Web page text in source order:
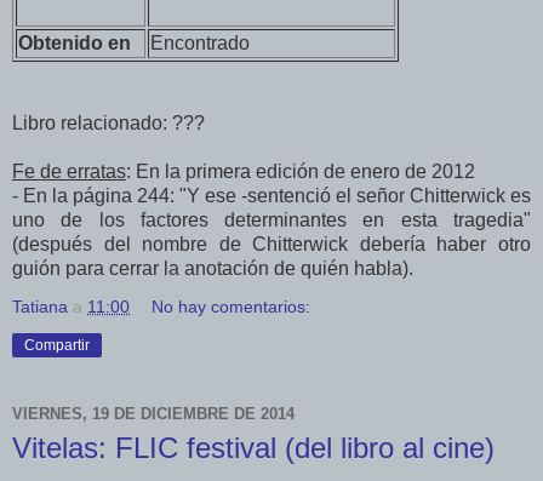
Obtenido en Encontrado
Libro relacionado: ???
Fe de erratas: En la primera edición de enero de 2012
- En la página 244: "Y ese -sentenció el señor Chitterwick es
uno de los factores determinantes en esta tragedia"
(después del nombre de Chitterwick debería haber otro
guión para cerrar la anotación de quién habla).
Tatiana a 11:00 No hay comentarios:
Compartir
VIERNES, 19 DE DICIEMBRE DE 2014
Vitelas: FLIC festival (del libro al cine)